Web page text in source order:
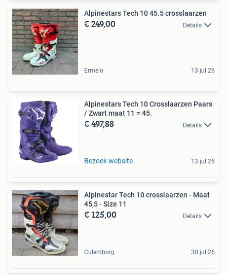
Alpinestars Tech 10 45.5 crosslaarzen
€ 249,00 Details
Ermelo 13 jul 26
Alpinestars Tech 10 Crosslaarzen Paars
/ Zwart maat 11 = 45.
€ 497,88 Details
Bezoek website 13 jul 26
Alpinestar Tech 10 crosslaarzen - Maat
45,5 - Size 11
€ 125,00 Details
Culemborg 30 jul 26